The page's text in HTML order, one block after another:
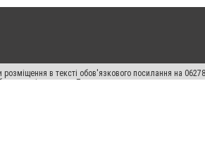
в тексті обов'язкового посилання на
в якості джерела. Порушення виняткових прав